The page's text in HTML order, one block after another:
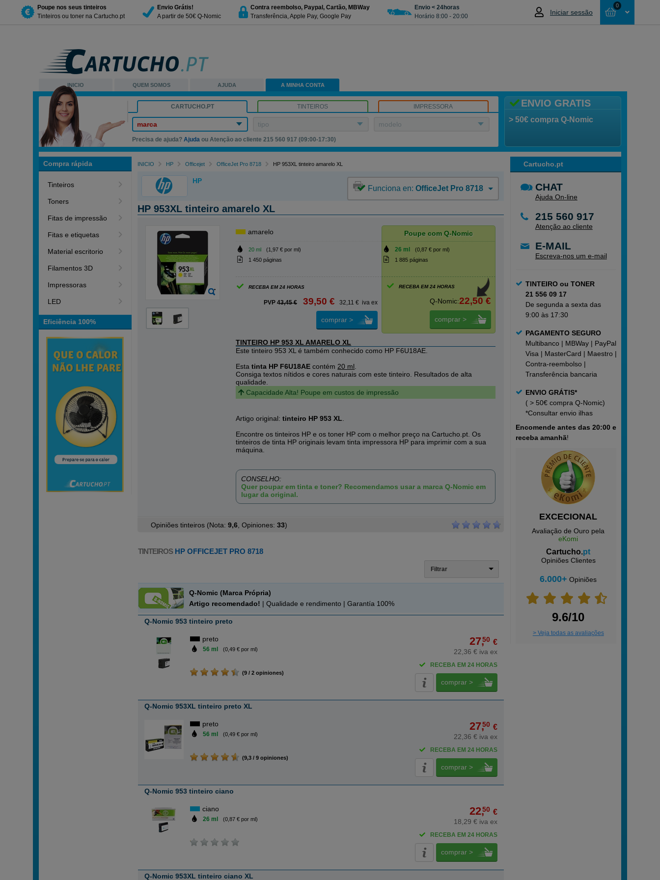
Poupe nos seus tinteiros
Tinteiros ou toner na Cartucho.pt
Envio Grátis!
A partir de 50€ Q-Nomic
Contra reembolso, Paypal, Cartão, MBWay
Transferência, Apple Pay, Google Pay
Envio < 24horas
Horário 8:00 - 20:00
Iniciar sessão
0
INICIO QUEM SOMOS AJUDA A MINHA CONTA
ENVIO GRATIS
> 50€ compra Q-Nomic
CARTUCHO.PT TINTEIROS IMPRESSORA
marca tipo modelo
Precisa de ajuda?Ajuda ou Atenção ao cliente 215 560 917 (09:00-17:30)
Compra rápida
Tinteiros
Toners
Fitas de impressão
Fitas e etiquetas
Material escritorio
Filamentos 3D
Impressoras
LED
Eficiência 100%
Cartucho.pt
CHAT
Ajuda On-line
215 560 917
Atenção ao cliente
E-MAIL
Escreva-nos um e-mail
TINTEIRO ou TONER
21 556 09 17
De segunda a sexta das
9:00 às 17:30
PAGAMENTO SEGURO
Multibanco | MBWay | PayPal |
Visa | MasterCard | Maestro |
Contra-reembolso |
Transferência bancaria
ENVIO GRÁTIS*
( > 50€ compra Q-Nomic)
*Consultarenvio ilhas
Encomende antes das 20:00 e
receba amanhã!
EXCECIONAL
Avaliação de Ouro pela
eKomi
Cartucho.pt
Opiniões Clientes
6.000+ Opiniões
9.6/10
> Veja todas as avaliações
INICIO HP Officejet OfficeJet Pro 8718 HP 953XL tinteiro amarelo XL
HP
Funciona en: OfficeJet Pro 8718
HP 953XL tinteiro amarelo XL
amarelo Poupe com Q-Nomic
20 ml
(1,97 € por ml)
1 450 páginas
26 ml
(0,87 € por ml)
1 885 páginas
RECEBA EM 24 HORAS
PVP 43,45 € 39,50 € 32,11 € iva ex
comprar >
RECEBA EM 24 HORAS
Q-Nomic:22,50 €
comprar >
TINTEIRO HP 953 XL AMARELO XL
Este tinteiro 953 XL é também conhecido como HP F6U18AE.
Estatinta HP F6U18AE contém 20 ml
Consiga textos nítidos e cores naturais com este tinteiro. Resultados de alta
qualidade.
Capacidade Alta! Poupe em custos de impressão
Artigo original:tinteiro HP 953 XL
Encontre os tinteiros HP e os toner HP com o melhor preço na Cartucho.pt. Os
tinteiros de tinta HP originais levam tinta impressora HP para imprimir com a sua
máquina.
CONSELHO:
Quer poupar em tinta e toner? Recomendamos usar a marca Q-Nomic em
lugar da original.
Opiniões tinteiros (Nota:9,6 , Opiniones: 33)
TINTEIROS HP OFFICEJET PRO 8718
Filtrar
Q-Nomic (Marca Própria)
Artigo recomendado! | Qualidade e rendimento | Garantía 100%
Q-Nomic 953 tinteiro preto
preto
56 ml (0,49 € por ml)
(9 / 2 opiniones)
27,50 €
22,36 € iva ex
RECEBA EM 24 HORAS
comprar >
Q-Nomic 953XL tinteiro preto XL
preto
56 ml (0,49 € por ml)
(9,3 / 9 opiniones)
27,50 €
22,36 € iva ex
RECEBA EM 24 HORAS
comprar >
Q-Nomic 953 tinteiro ciano
ciano
26 ml (0,87 € por ml)
22,50 €
18,29 € iva ex
RECEBA EM 24 HORAS
comprar >
Q-Nomic 953XL tinteiro ciano XL